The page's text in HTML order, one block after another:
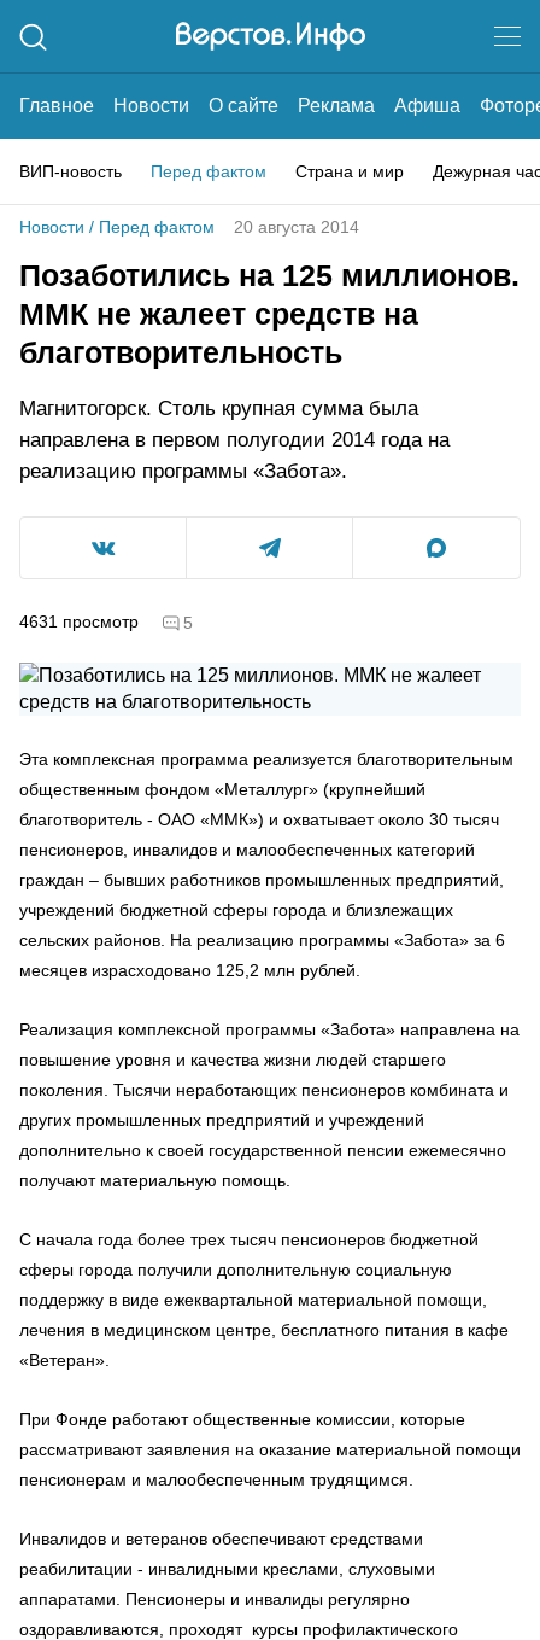
Главное Новости О сайте Реклама Афиша
ВИП-новость Перед фактом Страна и мир Дежурная
Новости / Перед фактом 20 августа 2014
Позаботились на 125 миллионов.
ММК не жалеет средств на
благотворительность
Магнитогорск. Столь крупная сумма была
направлена в первом полугодии 2014 года на
реализацию программы «Забота».
4631 просмотр 5
Эта комплексная программа реализуется благотворительным
общественным фондом «Металлург» (крупнейший
благотворитель - ОАО «ММК») и охватывает около 30 тысяч
пенсионеров, инвалидов и малообеспеченных категорий
граждан – бывших работников промышленных предприятий,
учреждений бюджетной сферы города и близлежащих
сельских районов. На реализацию программы «Забота» за 6
месяцев израсходовано 125,2 млн рублей.
Реализация комплексной программы «Забота» направлена на
повышение уровня и качества жизни людей старшего
поколения. Тысячи неработающих пенсионеров комбината и
других промышленных предприятий и учреждений
дополнительно к своей государственной пенсии ежемесячно
получают материальную помощь.
С начала года более трех тысяч пенсионеров бюджетной
сферы города получили дополнительную социальную
поддержку в виде ежеквартальной материальной помощи,
лечения в медицинском центре, бесплатного питания в кафе
«Ветеран».
При Фонде работают общественные комиссии, которые
рассматривают заявления на оказание материальной помощи
пенсионерам и малообеспеченным трудящимся.
Инвалидов и ветеранов обеспечивают средствами
реабилитации - инвалидными креслами, слуховыми
аппаратами. Пенсионеры и инвалиды регулярно
оздоравливаются, проходят курсы профилактического